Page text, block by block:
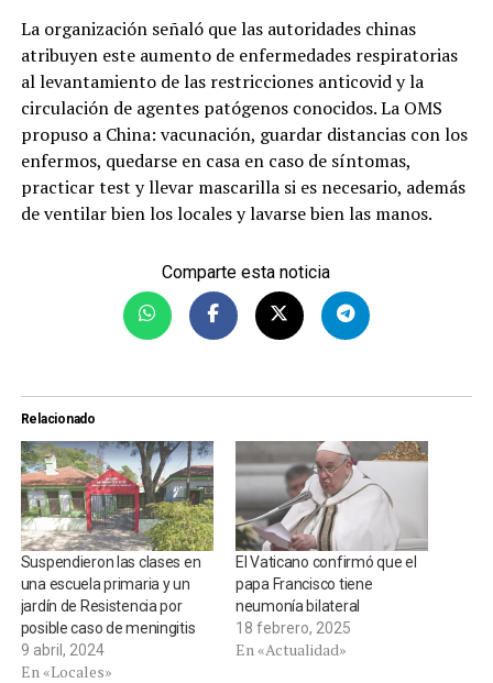
La organización señaló que las autoridades chinas
atribuyen este aumento de enfermedades respiratorias
al levantamiento de las restricciones anticovid y la
circulación de agentes patógenos conocidos. La OMS
propuso a China: vacunación, guardar distancias con los
enfermos, quedarse en casa en caso de síntomas,
practicar test y llevar mascarilla si es necesario, además
de ventilar bien los locales y lavarse bien las manos.
Comparte esta noticia
Relacionado
Suspendieron las clases en
una escuela primaria y un
jardín de Resistencia por
posible caso de meningitis
9 abril, 2024
En «Locales»
El Vaticano confirmó que el
papa Francisco tiene
neumonía bilateral
18 febrero, 2025
En «Actualidad»